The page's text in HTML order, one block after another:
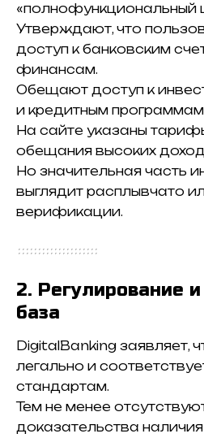
«полнофункциональный
Утверждают, что
доступ к банковским
финансам.
Обещают доступ к
и кредитным
На сайте указаны
обещания высоких
Но значительная часть
выглядит расплывчато
верификации.
2. Регулирование
база
DigitalBanking заявляет,
легально и
стандартам.
Тем не менее
доказательства